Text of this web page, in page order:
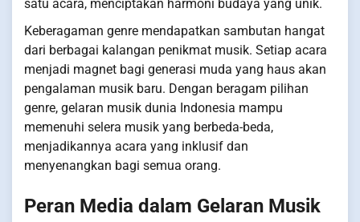
satu acara, menciptakan harmoni budaya yang unik.
Keberagaman genre mendapatkan sambutan hangat
dari berbagai kalangan penikmat musik. Setiap acara
menjadi magnet bagi generasi muda yang haus akan
pengalaman musik baru. Dengan beragam pilihan
genre, gelaran musik dunia Indonesia mampu
memenuhi selera musik yang berbeda-beda,
menjadikannya acara yang inklusif dan
menyenangkan bagi semua orang.
Peran Media dalam Gelaran Musik